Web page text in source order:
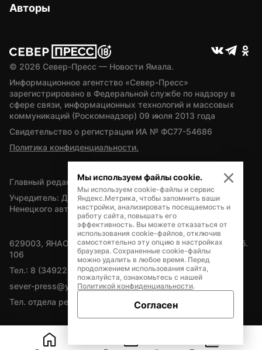
Авторы
© 2026 Север-Пресс — Новости Ямала.
Информационное агентство «Север-Пресс»
зарегистрировано в Федеральной службе по надзору в
сфере связи, информационных технологий и массовых
коммуникаций (Роскомнадзор) 09 июля 2013 года
Свидетельство о регистрации ИА № ФС77-54686
Политика конфиденциальности.
Главный редактор — А.Л. Поздеев
Учредитель: Департамент внутренней политики Ямало-
Ненецкого автономного округа
629003, ЯНАО, Салехард, мкр. Богдана Кнунянца, д.1, каб.
106
Тел.: 8 (34922) 71262
sever-press@yamal-media.ru
Тел. отдела рекламы: 8 (34922) 42728
Мы используем файлы cookie.
Мы используем cookie-файлы и сервис
Яндекс.Метрика, чтобы запомнить ваши
настройки, анализировать посещаемость и
работу сайта, повышать его
эффективность. Вы можете отказаться от
использования cookie-файлов, отключив
самостоятельно эту опцию в настройках
браузера. Сохраненные cookie-файлы
можно удалить в любое время. Перед
продолжением использования сайта,
пожалуйста, ознакомьтесь с нашей
Политикой конфиденциальности.
Согласен